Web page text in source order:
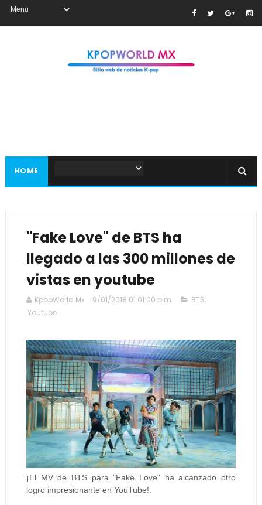
HOME
"Fake Love" de BTS ha
llegado a las 300 millones de
vistas en youtube
KpopWorld Mx 9/01/2018 01:01:00 p.m. BTS,
Youtube
¡El MV de BTS para "Fake Love" ha alcanzado otro
logro impresionante en YouTube!.